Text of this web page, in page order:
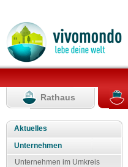
Rathaus
Aktuelles
Unternehmen
Unternehmen im Umkreis